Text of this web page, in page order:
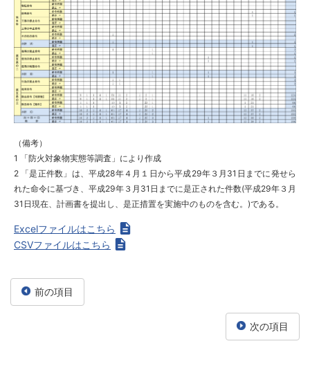
（備考）
1 「防火対象物実態等調査」により作成
2 「是正件数」は、平成28年４月１日から平成29年３月31日までに発せら
れた命令に基づき、平成29年３月31日までに是正された件数(平成29年３月
31日現在、計画書を提出し、是正措置を実施中のものを含む。)である。
Excelファイルはこちら
CSVファイルはこちら
前の項目
次の項目